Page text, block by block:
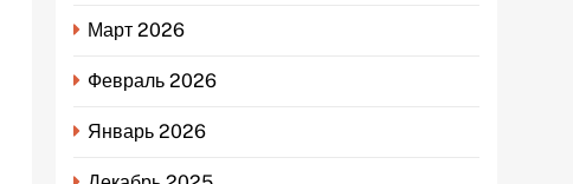
Март 2026
Февраль 2026
Январь 2026